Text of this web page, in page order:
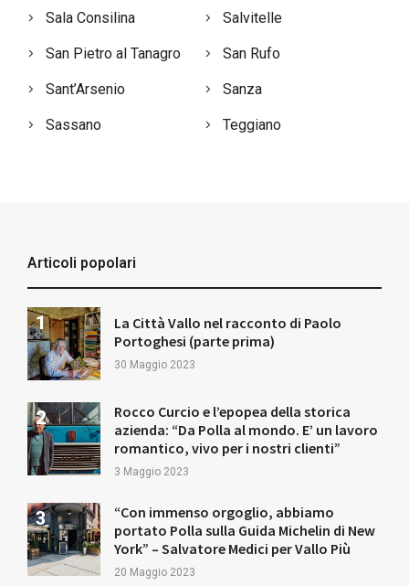
Sala Consilina Salvitelle
San Pietro al Tanagro San Rufo
Sant’Arsenio Sanza
Sassano Teggiano
Articoli popolari
La Città Vallo nel racconto di Paolo
Portoghesi (parte prima)
30 Maggio 2023
Rocco Curcio e l’epopea della storica
azienda: “Da Polla al mondo. E’ un lavoro
romantico, vivo per i nostri clienti”
3 Maggio 2023
“Con immenso orgoglio, abbiamo
portato Polla sulla Guida Michelin di New
York” – Salvatore Medici per Vallo Più
20 Maggio 2023